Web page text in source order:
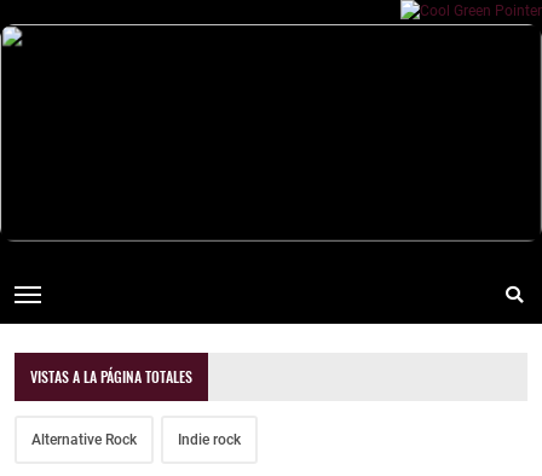
VISTAS A LA PÁGINA TOTALES
Alternative Rock Indie rock